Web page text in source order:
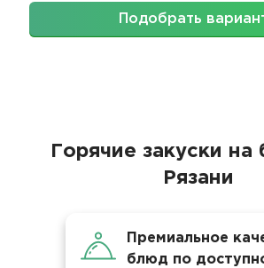
Подобрать
Горячие закуски на
Рязани
Премиальное
блюд по